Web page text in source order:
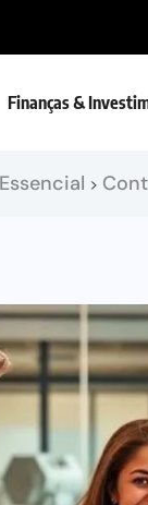
Finanças &
>